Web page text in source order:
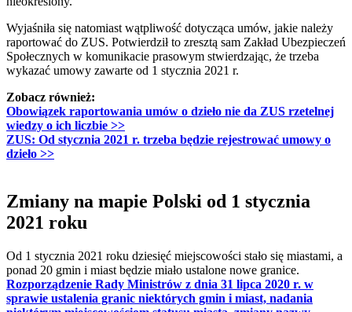
Wyjaśniła się natomiast wątpliwość dotycząca umów, jakie należy
raportować do ZUS. Potwierdził to zresztą sam Zakład Ubezpieczeń
Społecznych w komunikacie prasowym stwierdzając, że trzeba
wykazać umowy zawarte od 1 stycznia 2021 r.
Zobacz również:
Obowiązek raportowania umów o dzieło nie da ZUS rzetelnej
wiedzy o ich liczbie >>
ZUS: Od stycznia 2021 r. trzeba będzie rejestrować umowy o
dzieło >>
Zmiany na mapie Polski od 1 stycznia
2021 roku
Od 1 stycznia 2021 roku dziesięć miejscowości stało się miastami, a
ponad 20 gmin i miast będzie miało ustalone nowe granice.
Rozporządzenie Rady Ministrów z dnia 31 lipca 2020 r. w
sprawie ustalenia granic niektórych gmin i miast, nadania